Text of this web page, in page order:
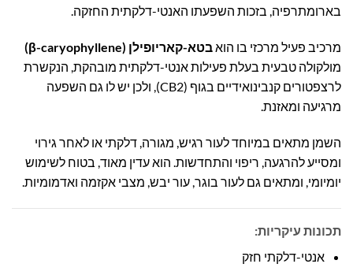
בארומתרפיה, בזכות השפעתו האנטי-דלקתית החזקה.
מרכיב פעיל מרכזי בו הואבטא-קאריופילן (β-caryophyllene)
מולקולה טבעית בעלת פעילות אנטי-דלקתית מובהקת, הנקשרת
לרצפטורים קנבינואידיים בגוף (CB2), ולכן יש לו גם השפעה
מרגיעה ומאזנת.
השמן מתאים במיוחד לעור רגיש, מגורה, דלקתי או לאחר גירוי
ומסייע להרגעה, ריפוי והתחדשות. הוא עדין מאוד, בטוח לשימוש
יומיומי, ומתאים גם לעור בוגר, עור יבש, מצבי אקזמה ואדמומיות.
תכונות עיקריות:
אנטי-דלקתי חזק